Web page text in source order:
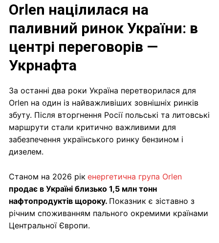
Orlen націлилася на
паливний ринок України: в
центрі переговорів —
Укрнафта
За останні два роки Україна перетворилася для
Orlen на один із найважливіших зовнішніх ринків
збуту. Після вторгнення Росії польські та литовські
маршрути стали критично важливими для
забезпечення українського ринку бензином і
дизелем.
Станом на 2026 рік енергетична група Orlen
продає в Україні близько 1,5 млн тонн
нафтопродуктів щороку. Показник є зіставно з
річним споживанням пального окремими країнами
Центральної Європи.